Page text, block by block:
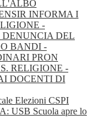
INFORMA I
-
DENUNCIA DEL
BANDI -
PRON
RELIGIONE -
DOCENTI DI
Elezioni CSPI
USB Scuola apre lo